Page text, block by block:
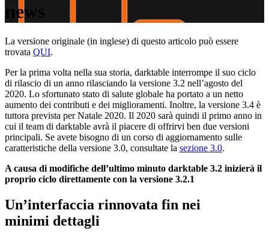
news
La versione originale (in inglese) di questo articolo può essere
trovata QUI.
Per la prima volta nella sua storia, darktable interrompe il suo ciclo
di rilascio di un anno rilasciando la versione 3.2 nell’agosto del
2020. Lo sfortunato stato di salute globale ha portato a un netto
aumento dei contributi e dei miglioramenti. Inoltre, la versione 3.4 è
tuttora prevista per Natale 2020. Il 2020 sarà quindi il primo anno in
cui il team di darktable avrà il piacere di offrirvi ben due versioni
principali. Se avete bisogno di un corso di aggiornamento sulle
caratteristiche della versione 3.0, consultate la sezione 3.0.
A causa di modifiche dell’ultimo minuto darktable 3.2 inizierà il
proprio ciclo direttamente con la versione 3.2.1
Un’interfaccia rinnovata fin nei
minimi dettagli